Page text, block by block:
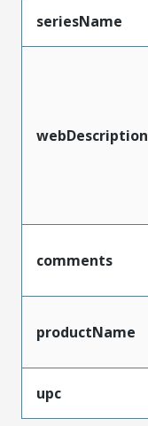
seriesName
webDescription
comments
productName
upc